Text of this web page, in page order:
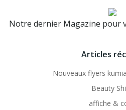
Notre dernier Magazine pour
Articles
Nouveaux flyers
Beauty
affiche &